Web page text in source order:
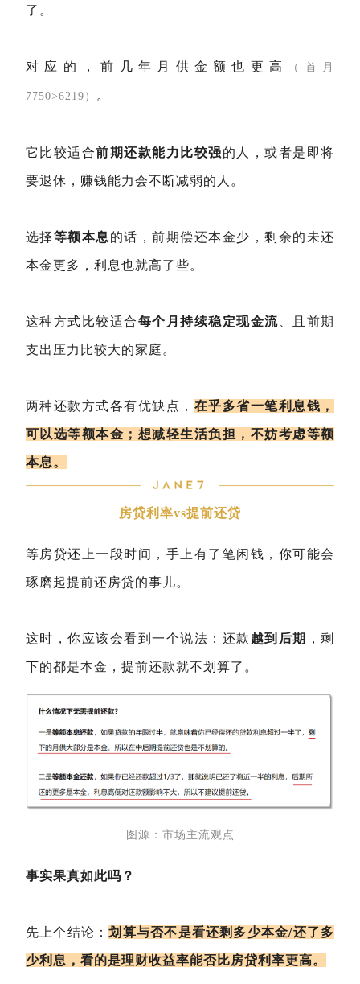
了。
对应的，前几年月供金额也更高 （首月
7750>6219） 。
它比较适合前期还款能力比较强的人，或者是即将
要退休，赚钱能力会不断减弱的人。
选择等额本息 的话，前期偿还本金少，剩余的未还
本金更多，利息也就高了些。
这种方式比较适合每个月持续稳定现金流 、且前期
支出压力比较大的家庭。
两种还款方式各有优缺点， 在乎多省一笔利息钱，
可以选等额本金；想减轻生活负担，不妨考虑等额
本息。
房贷利率vs提前还贷
等房贷还上一段时间，手上有了笔闲钱，你可能会
琢磨起提前还房贷的事儿。
这时，你应该会看到一个说法：还款 越到后期 ，剩
下的都是本金，提前还款就不划算了。
图源：市场主流观点
事实果真如此吗？
先上个结论：划算与否不是看还剩多少本金/还了多
少利息，看的是理财收益率能否比房贷利率更高。